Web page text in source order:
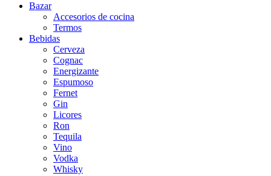
Bazar
Accesorios de cocina
Termos
Bebidas
Cerveza
Cognac
Energizante
Espumoso
Fernet
Gin
Licores
Ron
Tequila
Vino
Vodka
Whisky